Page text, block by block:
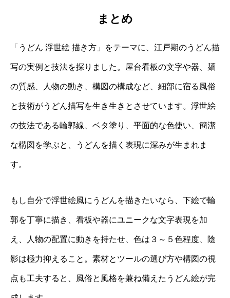
まとめ
「うどん 浮世絵 描き方」をテーマに、江戸期のうどん描
写の実例と技法を探りました。屋台看板の文字や器、麺
の質感、人物の動き、構図の構成など、細部に宿る風俗
と技術がうどん描写を生き生きとさせています。浮世絵
の技法である輪郭線、ベタ塗り、平面的な色使い、簡潔
な構図を学ぶと、うどんを描く表現に深みが生まれま
す。
もし自分で浮世絵風にうどんを描きたいなら、下絵で輪
郭を丁寧に描き、看板や器にユニークな文字表現を加
え、人物の配置に動きを持たせ、色は３～５色程度、陰
影は極力抑えること。素材とツールの選び方や構図の視
点も工夫すると、風俗と風格を兼ね備えたうどん絵が完